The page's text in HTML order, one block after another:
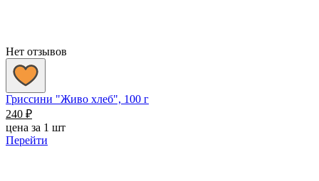
Нет отзывов
Гриссини "Живо хлеб", 100 г
240 ₽
цена за 1 шт
Перейти